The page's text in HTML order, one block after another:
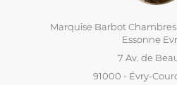
Marquise Barbot
Essonne
7 Av. de
91000 - Évry-